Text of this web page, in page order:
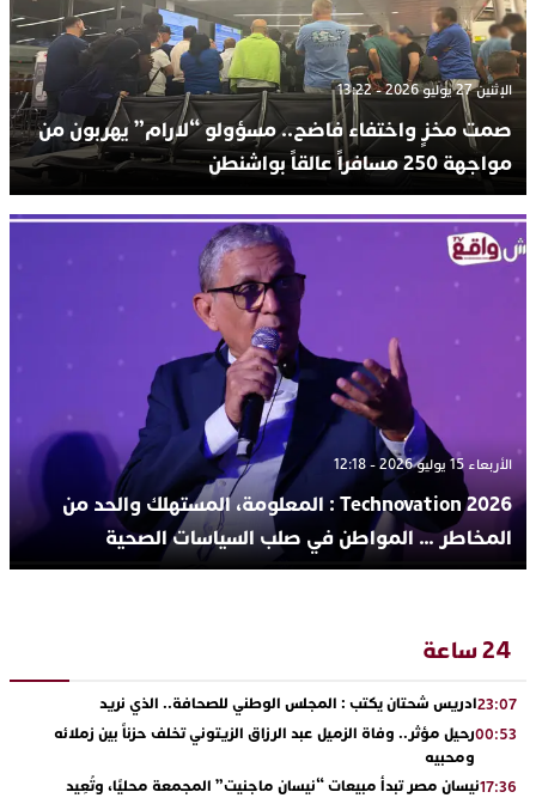
الإثنين 27 يوليو 2026 - 13:22
صمت مخزٍ واختفاء فاضح.. مسؤولو “لارام” يهربون من
مواجهة 250 مسافراً عالقاً بواشنطن
الأربعاء 15 يوليو 2026 - 12:18
Technovation 2026 : المعلومة، المستهلك والحد من
المخاطر … المواطن في صلب السياسات الصحية
24 ساعة
23:07ادريس شحتان يكتب : المجلس الوطني للصحافة.. الذي نريد
00:53رحيل مؤثر.. وفاة الزميل عبد الرزاق الزيتوني تخلف حزناً بين زملائه
ومحبيه
17:36نيسان مصر تبدأ مبيعات “نيسان ماجنيت” المجمعة محليًا، وتُعِيد